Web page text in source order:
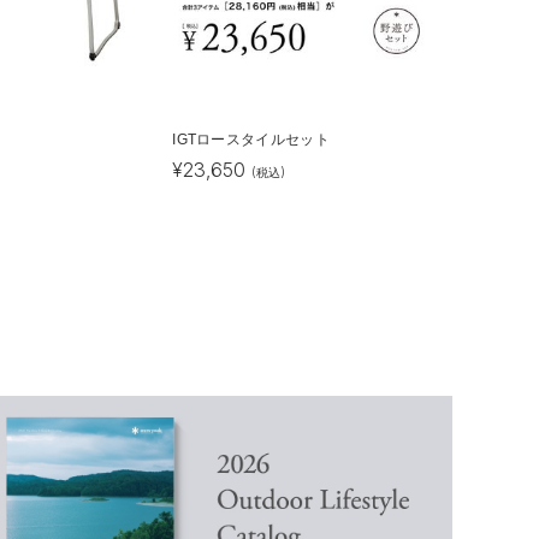
IGTロースタイルセット
¥23,650 (税込)